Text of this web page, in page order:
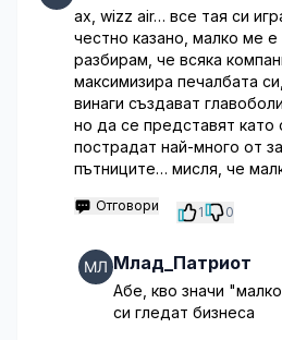
ах, wizz air… все тая си
честно казано, малко ме
разбирам, че всяка
максимизира печалбата
винаги създават
но да се представят като
пострадат най-много от
пътниците… мисля, че
Отговори 1 0
Млад_Патриот
Абе, кво значи
си гледат бизнеса